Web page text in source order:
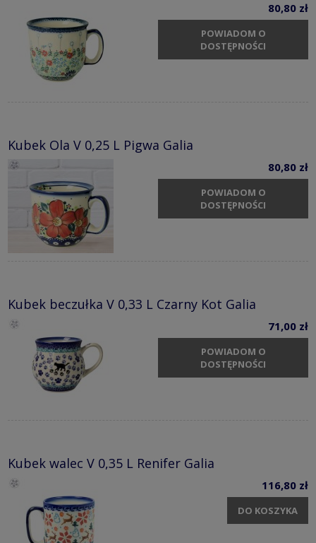
80,80 zł
POWIADOM O
DOSTĘPNOŚCI
Kubek Ola V 0,25 L Pigwa Galia
80,80 zł
POWIADOM O
DOSTĘPNOŚCI
Kubek beczułka V 0,33 L Czarny Kot Galia
71,00 zł
POWIADOM O
DOSTĘPNOŚCI
Kubek walec V 0,35 L Renifer Galia
116,80 zł
DO KOSZYKA